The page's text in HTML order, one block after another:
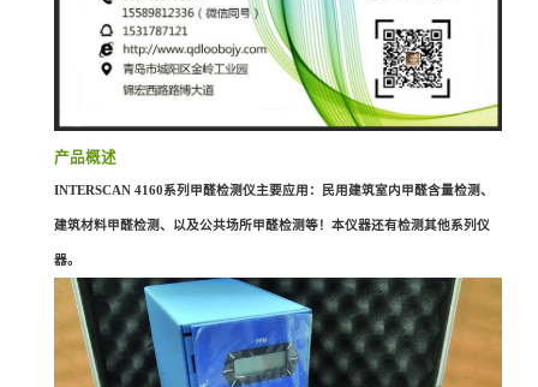
产品概述
INTERSCAN 4160系列甲醛检测仪主要应用：民用建筑室内甲醛含量检测、
建筑材料甲醛检测、以及公共场所甲醛检测等！本仪器还有检测其他系列仪
器。